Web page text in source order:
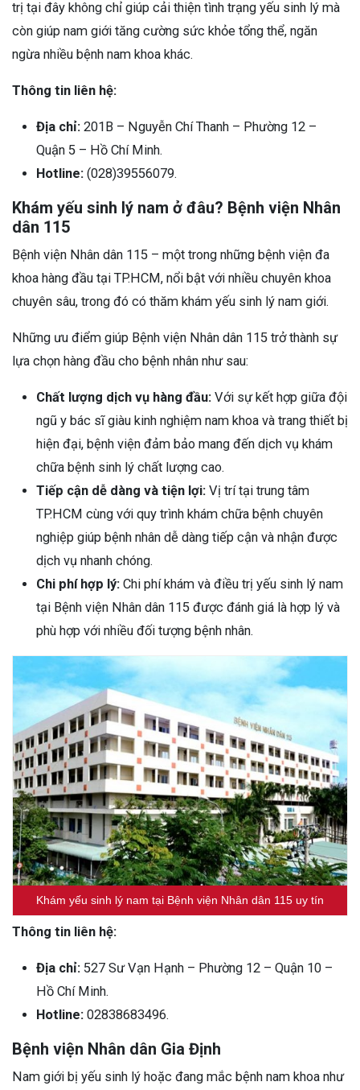
trị tại đây không chỉ giúp cải thiện tình trạng yếu sinh lý mà
còn giúp nam giới tăng cường sức khỏe tổng thể, ngăn
ngừa nhiều bệnh nam khoa khác.
Thông tin liên hệ:
Địa chỉ: 201B – Nguyễn Chí Thanh – Phường 12 –
Quận 5 – Hồ Chí Minh.
Hotline: (028)39556079.
Khám yếu sinh lý nam ở đâu? Bệnh viện Nhân
dân 115
Bệnh viện Nhân dân 115 – một trong những bệnh viện đa
khoa hàng đầu tại TP.HCM, nổi bật với nhiều chuyên khoa
chuyên sâu, trong đó có thăm khám yếu sinh lý nam giới.
Những ưu điểm giúp Bệnh viện Nhân dân 115 trở thành sự
lựa chọn hàng đầu cho bệnh nhân như sau:
Chất lượng dịch vụ hàng đầu: Với sự kết hợp giữa đội
ngũ y bác sĩ giàu kinh nghiệm nam khoa và trang thiết bị
hiện đại, bệnh viện đảm bảo mang đến dịch vụ khám
chữa bệnh sinh lý chất lượng cao.
Tiếp cận dễ dàng và tiện lợi: Vị trí tại trung tâm
TP.HCM cùng với quy trình khám chữa bệnh chuyên
nghiệp giúp bệnh nhân dễ dàng tiếp cận và nhận được
dịch vụ nhanh chóng.
Chi phí hợp lý: Chi phí khám và điều trị yếu sinh lý nam
tại Bệnh viện Nhân dân 115 được đánh giá là hợp lý và
phù hợp với nhiều đối tượng bệnh nhân.
Khám yếu sinh lý nam tại Bệnh viện Nhân dân 115 uy tín
Thông tin liên hệ:
Địa chỉ: 527 Sư Vạn Hạnh – Phường 12 – Quận 10 –
Hồ Chí Minh.
Hotline: 02838683496.
Bệnh viện Nhân dân Gia Định
Nam giới bị yếu sinh lý hoặc đang mắc bệnh nam khoa như